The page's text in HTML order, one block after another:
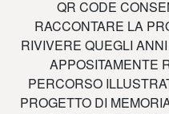
QR CODE
RACCONTARE LA
RIVIVERE QUEGLI
APPOSITAMENTE
PERCORSO
PROGETTO DI